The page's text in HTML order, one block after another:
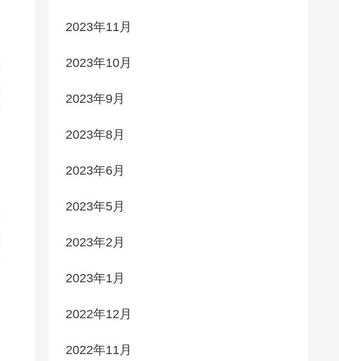
2023年11月
2023年10月
2023年9月
2023年8月
2023年6月
2023年5月
2023年2月
2023年1月
2022年12月
2022年11月